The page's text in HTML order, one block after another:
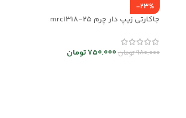
-23%
جاکارتی زیپ دار چرم mrc1318-25
980,000تومان750,000تومان